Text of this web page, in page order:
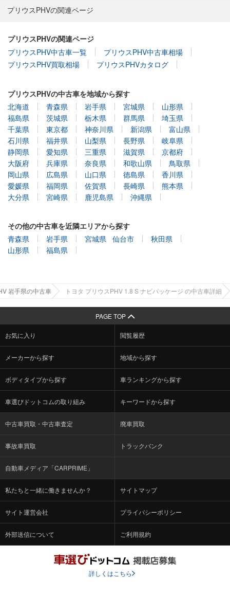
プリウスPHV中古車一覧
プリウスPHV買取相場
プリウスPHVカタログ
北海道
青森県 岩手県 宮城県
福島県
茨城県 栃木県 群馬県
埼玉県
千葉県
東京都 神奈川県 新潟県
富山県
石川県
福井県 山梨県 長野県
岐阜県
静岡県
愛知県 三重県 滋賀県
京都府
大阪府
兵庫県 奈良県 和歌山県
鳥取県
岡山県
広島県 山口県 徳島県
香川県
愛媛県
福岡県 佐賀県 長崎県
熊本県
大分県
宮崎県 鹿児島県 沖縄県
青森県
岩手県 宮城県 仙台市
山形県
福島県
閲覧履歴
メーカーから探す 地域から探す
ボディタイプから探す 車ランキングから探す
車選びドットコムの取り組み キーワードから探す
中古車買取・中古車査定 廃車買取
事故車買取 トラックバンク
自動車メディア「CARPRIME」
私たちと一緒に働きませんか？
サイト運営会社 プライバシーポリシー
外部送信について ご利用規約
詳しくはこちら